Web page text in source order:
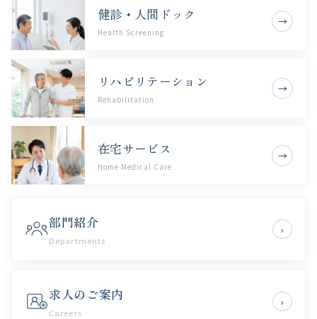
健診・人間ドック
Health Screening
→
リハビリテーション
Rehabilitation
→
在宅サービス
Home Medical Care
→
部門紹介
Departments
›
求人のご案内
Careers
›